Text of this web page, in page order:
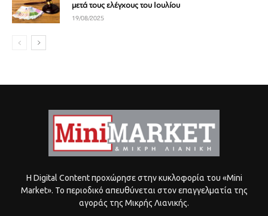
μετά τους ελέγχους του Ιουλίου
19/08/2025
Η Digital Content προχώρησε στην κυκλοφορία του «Mini
Market». Το περιοδικό απευθύνεται στον επαγγελματία της
αγοράς της Μικρής Λιανικής.